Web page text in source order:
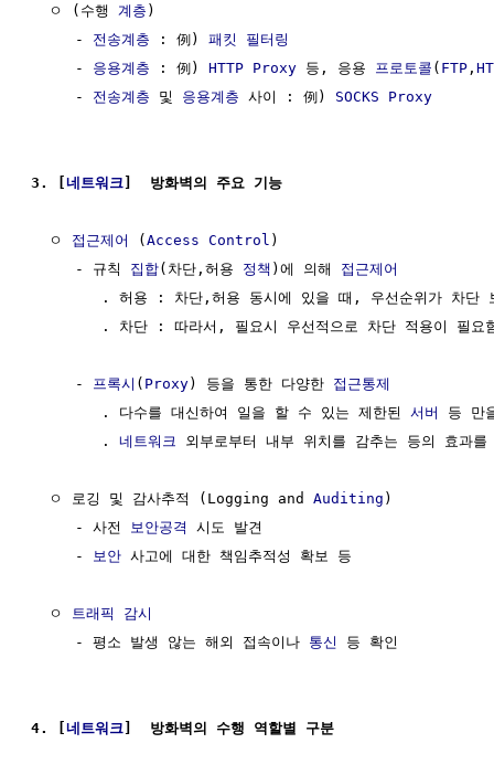
  ㅇ (수행
계층 )
     -
전송계층 : 例) 패킷 필터링
     -
응용계층 : 例) HTTP Proxy 등, 응용 프로토콜 ( FTP ,
     -
전송계층 및 응용계층 사이 : 例) SOCKS Proxy
3. [네트워크]  방화벽의 주요 기능
  ㅇ
접근제어 (Access Control )
     - 규칙
집합(차단,허용 정책 )에 의해 접근제어
. 허용 : 차단,허용 동시에 있을 때, 우선순위가 차단
. 차단 : 따라서, 필요시 우선적으로 차단 적용이 필요
     -
프록시 ( Proxy) 등을 통한 다양한 접근통제
        . 다수를 대신하여 일을 할 수 있는 제한된
서버
등 만
        .
네트워크 외부로부터 내부 위치를 감추는 등의 효과를
  ㅇ 로깅 및 감사추적 (Logging and
Auditing )
     - 사전
보안공격
시도 발견
     -
보안 사고에 대한 책임추적성 확보 등
  ㅇ
트래픽
감시
     - 평소 발생 않는 해외 접속이나
통신 등 확인
4. [네트워크]  방화벽의 수행 역할별 구분